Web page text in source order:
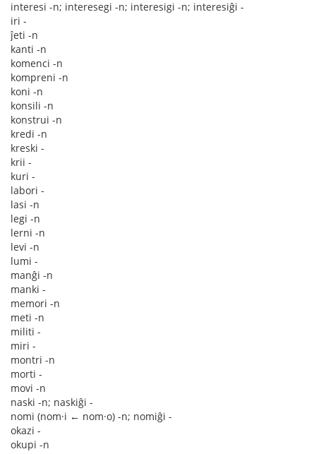
interesi -n; interesegi -n; interesigi -n; interesiĝi -
iri -
ĵeti -n
kanti -n
komenci -n
kompreni -n
koni -n
konsili -n
konstrui -n
kredi -n
kreski -
krii -
kuri -
labori -
lasi -n
legi -n
lerni -n
levi -n
lumi -
manĝi -n
manki -
memori -n
meti -n
militi -
miri -
montri -n
morti -
movi -n
naski -n; naskiĝi -
nomi (nom·i ← nom·o) -n; nomiĝi -
okazi -
okupi -n